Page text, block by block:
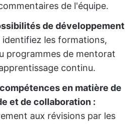
de l'équipe.
de développement
identifiez les formations,
programmes de mentorat
continu.
en matière de
et de collaboration :
aux révisions par les